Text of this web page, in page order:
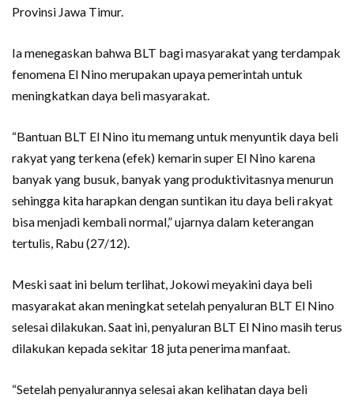
Provinsi Jawa Timur.
Ia menegaskan bahwa BLT bagi masyarakat yang terdampak
fenomena El Nino merupakan upaya pemerintah untuk
meningkatkan daya beli masyarakat.
“Bantuan BLT El Nino itu memang untuk menyuntik daya beli
rakyat yang terkena (efek) kemarin super El Nino karena
banyak yang busuk, banyak yang produktivitasnya menurun
sehingga kita harapkan dengan suntikan itu daya beli rakyat
bisa menjadi kembali normal,” ujarnya dalam keterangan
tertulis, Rabu (27/12).
Meski saat ini belum terlihat, Jokowi meyakini daya beli
masyarakat akan meningkat setelah penyaluran BLT El Nino
selesai dilakukan. Saat ini, penyaluran BLT El Nino masih terus
dilakukan kepada sekitar 18 juta penerima manfaat.
“Setelah penyalurannya selesai akan kelihatan daya beli